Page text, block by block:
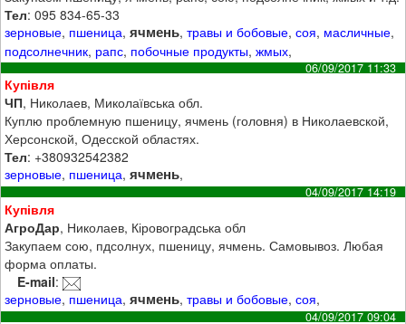
Тел: 095 834-65-33
зерновые, пшеница,ячмень,травы и бобовые,соя, масличные,
подсолнечник, рапс, побочные продукты,жмых,
06/09/2017 11:33
Купівля
ЧП, Николаев, Миколаївська обл.
Куплю проблемную пшеницу, ячмень (головня) в Николаевской,
Херсонской, Одесской областях.
Тел: +380932542382
зерновые, пшеница,ячмень,
04/09/2017 14:19
Купівля
АгроДар, Николаев, Кіровоградська обл
Закупаем сою, пдсолнух, пшеницу, ячмень. Самовывоз. Любая
форма оплаты.
E-mail:
зерновые, пшеница,ячмень,травы и бобовые,соя,
04/09/2017 09:04